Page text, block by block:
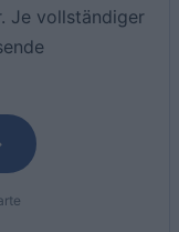
Je vollständiger